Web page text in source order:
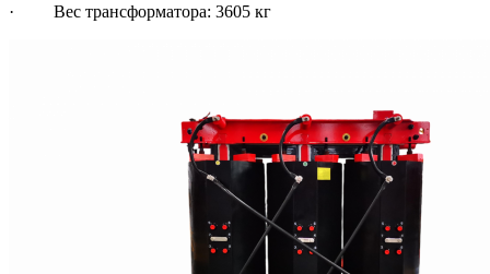
· Вес трансформатора: 3605 кг